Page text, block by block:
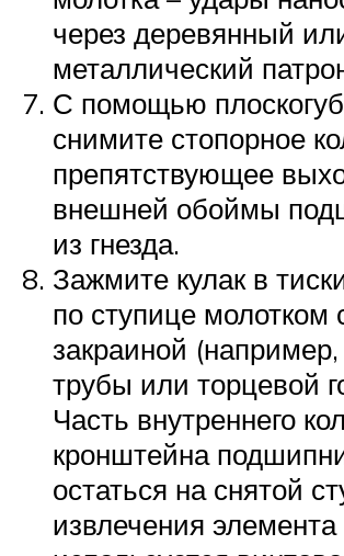
через деревянный
металлический
С помощью
снимите стопорное
препятствующее
внешней обоймы
из гнезда.
Зажмите кулак в
по ступице молотком
закраиной (например,
трубы или торцевой
Часть внутреннего
кронштейна
остаться на снятой
извлечения элемента